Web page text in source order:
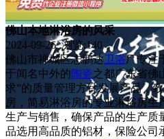
佛山本地淋浴房的风采
2024-09-26 浏览:140
佛山市禅城区志鹏达卫浴厂专注
于闻名中外的陶瓷之都广东省佛
求”的质量管理方针发展产品，
房，简易淋浴房的专业淋浴房
生产与销售，确保产品的生产质
品选用高品质的铝材，保险公司